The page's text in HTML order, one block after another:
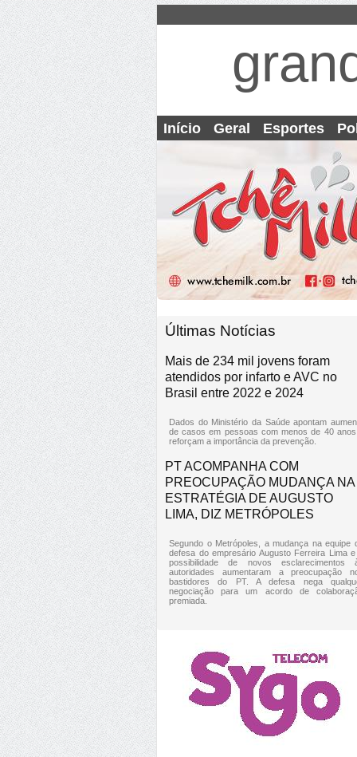
Início Geral Esportes
Últimas Notícias
Mais de 234 mil jovens foram
atendidos por infarto e AVC no
Brasil entre 2022 e 2024
Dados do Ministério da Saúde apontam
de casos em pessoas com menos de 40
reforçam a importância da prevenção.
PT ACOMPANHA COM
PREOCUPAÇÃO MUDANÇA NA
ESTRATÉGIA DE AUGUSTO
LIMA, DIZ METRÓPOLES
Segundo o Metrópoles, a mudança na equipe
defesa do empresário Augusto Ferreira Lima
possibilidade de novos esclarecimentos
autoridades aumentaram a preocupação
bastidores do PT. A defesa nega
negociação para um acordo de
premiada.